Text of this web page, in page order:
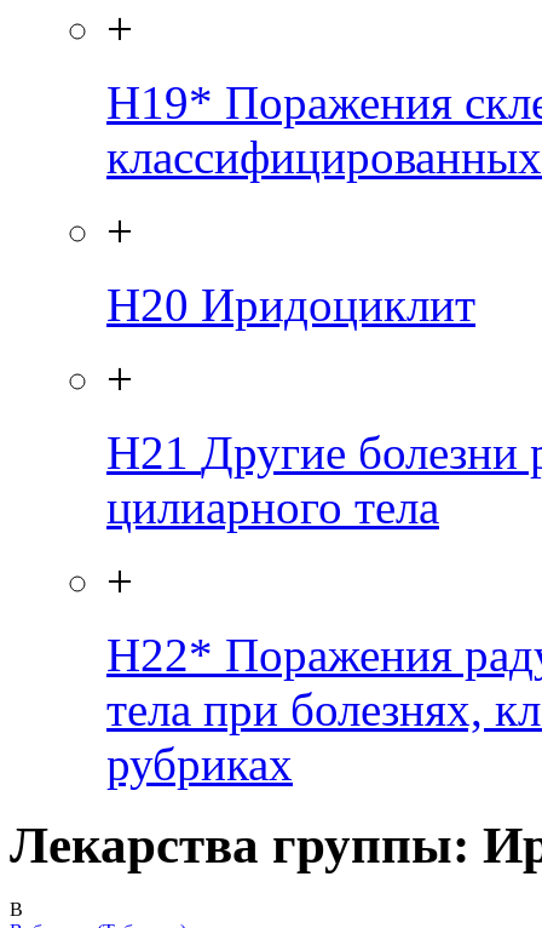
+
H19* Поражения
+
H20 Иридоциклит
+
H21 Другие
цилиарного тела
+
H22* Поражения
тела при болезнях,
рубриках
Лекарства группы:
В